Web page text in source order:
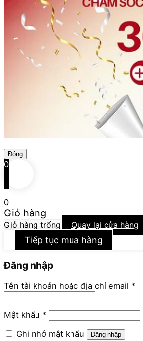
Đóng
0
0
Giỏ hàng
Giỏ hàng trống Quay lại cửa hàng
Tiếp tục mua hàng
Đăng nhập
Tên tài khoản hoặc địa chỉ email *Bắt
Mật khẩu *Bắt
buộc
Ghi nhớ mật khẩu
Đăng nhập